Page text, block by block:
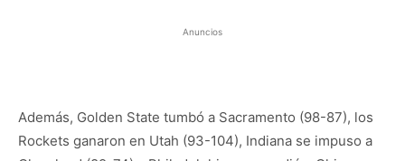
Anuncios
Además, Golden State tumbó a Sacramento (98-87), los
Rockets ganaron en Utah (93-104), Indiana se impuso a